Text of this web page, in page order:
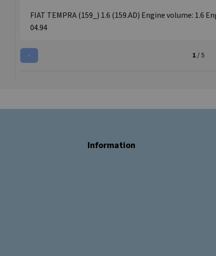
FIAT TEMPRA (159_) 1.6 (159.AD) Engine volume: 1.6
04.94
‹ 1/ 5
Information